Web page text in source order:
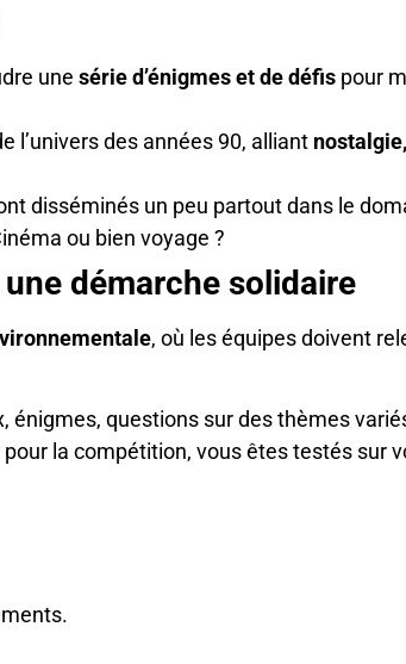
unesérie d’énigmes et de défis pour
l’univers des années 90, alliant
disséminés un peu partout dans le
ou bien voyage ?
démarche solidaire
, où les équipes doivent
énigmes, questions sur des thèmes
la compétition, vous êtes testés sur